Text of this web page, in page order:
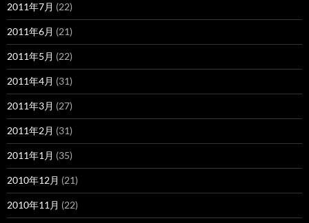
2011年7月 (22)
2011年6月 (21)
2011年5月 (22)
2011年4月 (31)
2011年3月 (27)
2011年2月 (31)
2011年1月 (35)
2010年12月 (21)
2010年11月 (22)